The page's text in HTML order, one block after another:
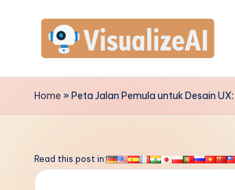
contentV
is
a
Home »Peta Jalan Pemula untuk Desain
Read this post in: